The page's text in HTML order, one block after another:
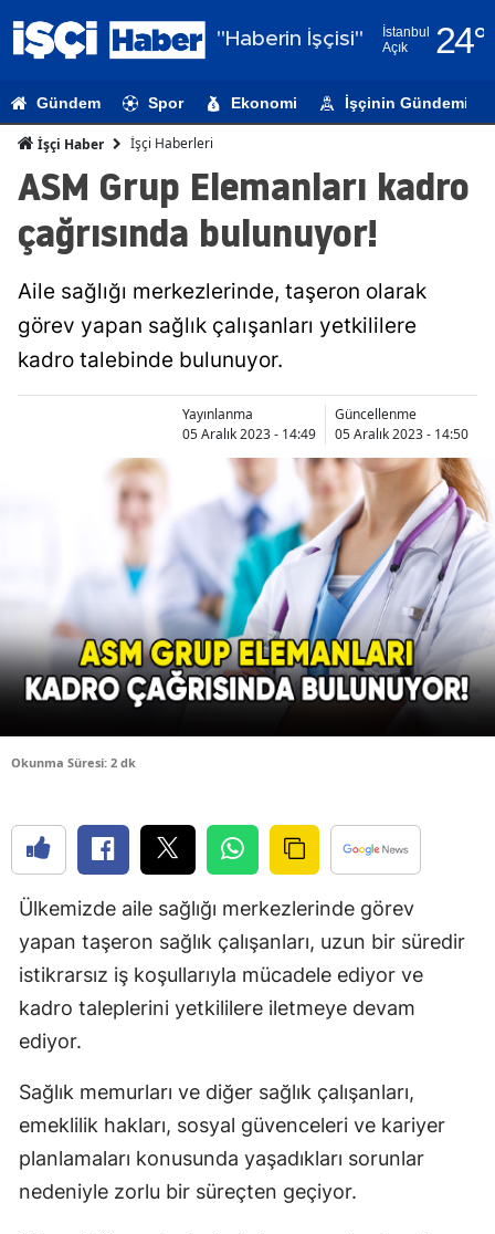
"Haberin İşçisi"
İstanbul
Açık
24°
Adıyaman
Ağrı
Ankara
Antalya
Aydın
Balıkesir
Bilecik
Bingöl
Bitlis
Bolu
Burdur
Çankırı
Çorum
Diyarbakır
Edirne
Erzincan
Erzurum
Gündem Spor Ekonomi İşçinin Gündemi
İşçi Haber İşçi Haberleri
ASM Grup Elemanları kadro
çağrısında bulunuyor!
Aile sağlığı merkezlerinde, taşeron olarak
görev yapan sağlık çalışanları yetkililere
kadro talebinde bulunuyor.
Yayınlanma
05 Aralık 2023 - 14:49
Güncellenme
05 Aralık 2023 - 14:50
Okunma Süresi: 2 dk
Ülkemizde aile sağlığı merkezlerinde görev
yapan taşeron sağlık çalışanları, uzun bir süredir
istikrarsız iş koşullarıyla mücadele ediyor ve
kadro taleplerini yetkililere iletmeye devam
ediyor.
Sağlık memurları ve diğer sağlık çalışanları,
emeklilik hakları, sosyal güvenceleri ve kariyer
planlamaları konusunda yaşadıkları sorunlar
nedeniyle zorlu bir süreçten geçiyor.